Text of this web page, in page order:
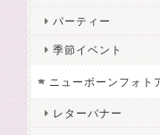
パーティー
季節イベント
ニューボーンフォト
レターバナー